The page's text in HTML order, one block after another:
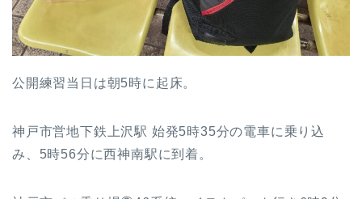
公開練習当日は朝5時に起床。
神戸市営地下鉄上沢駅 始発5時35分の電車に乗り込
み、5時56分に西神南駅に到着。